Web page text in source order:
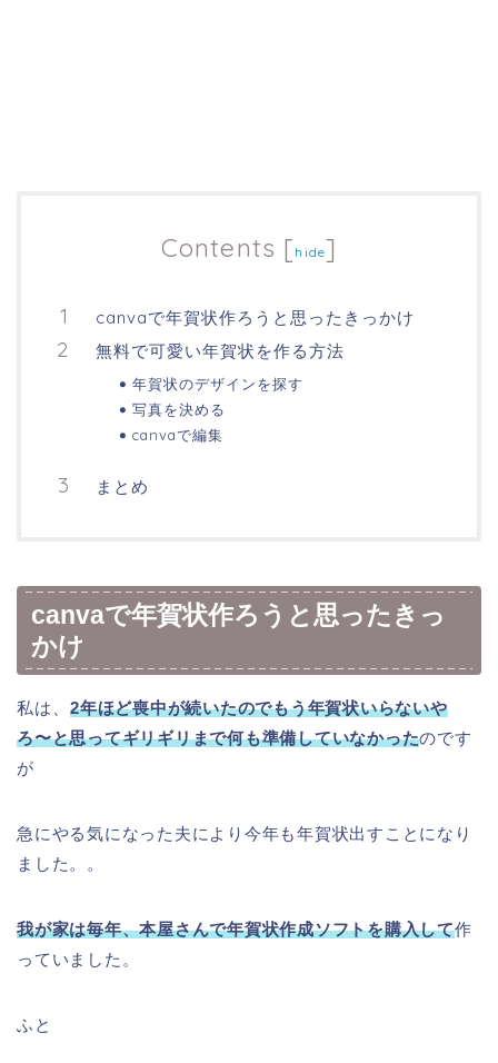
Contents [ hide]
canvaで年賀状作ろうと思ったきっかけ
無料で可愛い年賀状を作る方法
年賀状のデザインを探す
写真を決める
canvaで編集
まとめ
canvaで年賀状作ろうと思ったきっ
かけ
私は、2年ほど喪中が続いたのでもう年賀状いらないや
ろ〜と思ってギリギリまで何も準備していなかったのです
が
急にやる気になった夫により今年も年賀状出すことになり
ました。。
我が家は毎年、本屋さんで年賀状作成ソフトを購入して作
っていました。
ふと